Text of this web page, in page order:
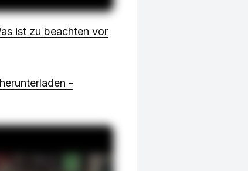
ist zu beachten vor
-